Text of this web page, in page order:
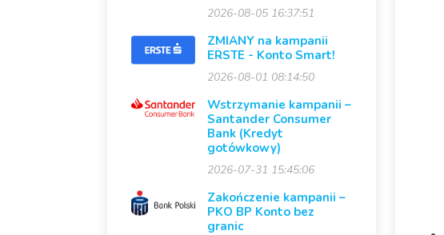
2026-08-05 16:37:51
ZMIANY na kampanii
ERSTE - Konto Smart!
2026-08-01 08:14:50
Wstrzymanie kampanii –
Santander Consumer
Bank (Kredyt
gotówkowy)
2026-07-31 15:45:06
Zakończenie kampanii –
PKO BP Konto bez
granic